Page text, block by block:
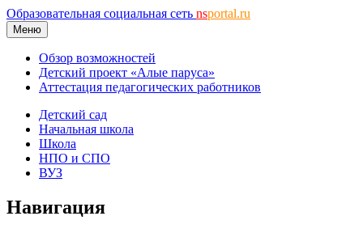
Образовательная социальная сеть nsportal.ru
Меню
Обзор возможностей
Детский проект «Алые паруса»
Аттестация педагогических работников
Детский сад
Начальная школа
Школа
НПО и СПО
ВУЗ
Навигация